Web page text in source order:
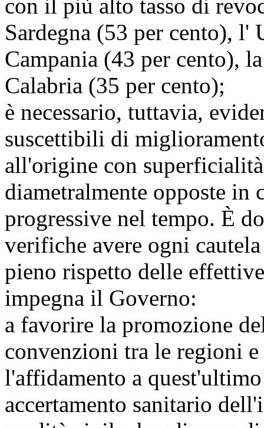
con il più alto tasso di
Sardegna (53 per cento), l'
Campania (43 per cento),
Calabria (35 per cento);
è necessario, tuttavia,
suscettibili di
all'origine con
diametralmente opposte in
progressive nel tempo. È
verifiche avere ogni
pieno rispetto delle
impegna il Governo:
a favorire la promozione
convenzioni tra le regioni
l'affidamento a
accertamento sanitario